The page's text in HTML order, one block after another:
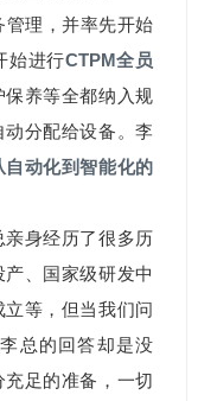
管理，并率先开始
始进行CTPM全员
保养等全都纳入规
分配给设备。李
自动化到智能化的
亲身经历了很多历
、国家级研发中
等，但当我们问
总的回答却是没
足的准备，一切